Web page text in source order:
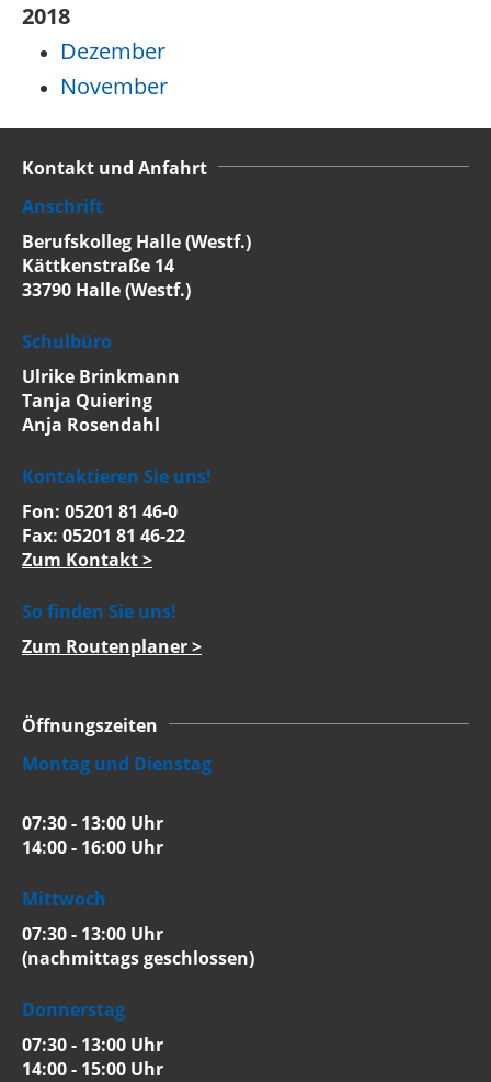
2018
Dezember
November
Kontakt und Anfahrt
Anschrift
Berufskolleg Halle (Westf.)
Kättkenstraße 14
33790 Halle (Westf.)
Schulbüro
Ulrike Brinkmann
Tanja Quiering
Anja Rosendahl
Kontaktieren Sie uns!
Fon: 05201 81 46-0
Fax: 05201 81 46-22
Zum Kontakt >
So finden Sie uns!
Zum Routenplaner >
Öffnungszeiten
Montag und Dienstag
07:30 - 13:00 Uhr
14:00 - 16:00 Uhr
Mittwoch
07:30 - 13:00 Uhr
(nachmittags geschlossen)
Donnerstag
07:30 - 13:00 Uhr
14:00 - 15:00 Uhr